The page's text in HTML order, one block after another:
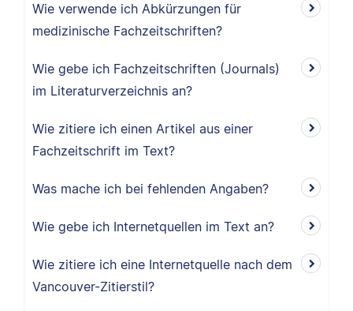
Wie verwende ich Abkürzungen für
medizinische Fachzeitschriften?
Wie gebe ich Fachzeitschriften (Journals)
im Literaturverzeichnis an?
Wie zitiere ich einen Artikel aus einer
Fachzeitschrift im Text?
Was mache ich bei fehlenden Angaben?
Wie gebe ich Internetquellen im Text an?
Wie zitiere ich eine Internetquelle nach dem
Vancouver-Zitierstil?